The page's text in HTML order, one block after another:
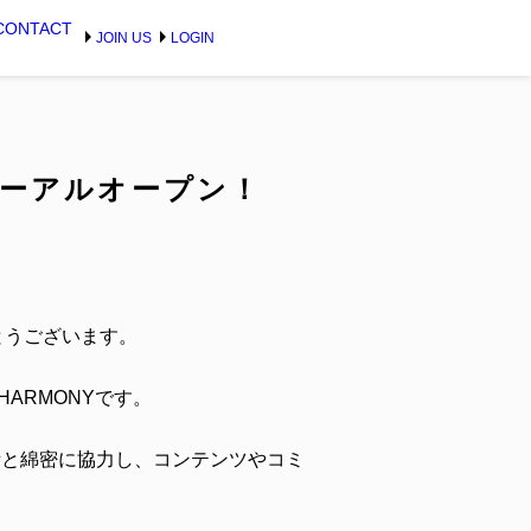
arrow_rightJOIN USarrow_rightLOGIN
ルオープン！
ございます。
です。
綿密に協力し、コンテンツやコミ